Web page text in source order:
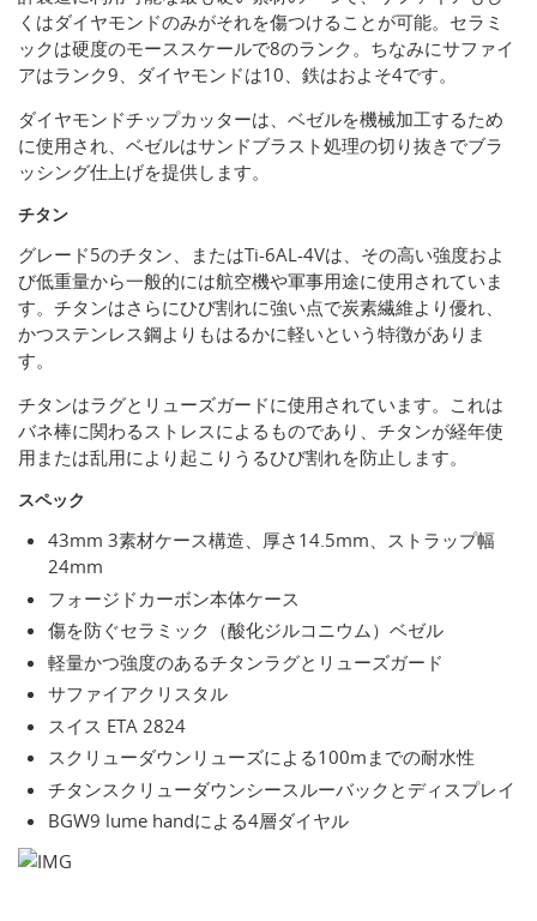
くはダイヤモンドのみがそれを傷つけることが可能。セラミ
ックは硬度のモーススケールで8のランク。ちなみにサファイ
アはランク9、ダイヤモンドは10、鉄はおよそ4です。
ダイヤモンドチップカッターは、ベゼルを機械加工するため
に使用され、ベゼルはサンドブラスト処理の切り抜きでブラ
ッシング仕上げを提供します。
チタン
グレード5のチタン、またはTi-6AL-4Vは、その高い強度およ
び低重量から一般的には航空機や軍事用途に使用されていま
す。チタンはさらにひび割れに強い点で炭素繊維より優れ、
かつステンレス鋼よりもはるかに軽いという特徴がありま
す。
チタンはラグとリューズガードに使用されています。これは
バネ棒に関わるストレスによるものであり、チタンが経年使
用または乱用により起こりうるひび割れを防止します。
スペック
43mm 3素材ケース構造、厚さ14.5mm、ストラップ幅
24mm
フォージドカーボン本体ケース
傷を防ぐセラミック（酸化ジルコニウム）ベゼル
軽量かつ強度のあるチタンラグとリューズガード
サファイアクリスタル
スイス ETA 2824
スクリューダウンリューズによる100mまでの耐水性
チタンスクリューダウンシースルーバックとディスプレイ
BGW9 lume handによる4層ダイヤル